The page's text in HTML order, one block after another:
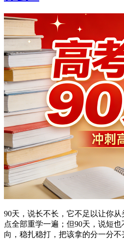
90天，说长不长，它不足以让你
点全部重学一遍；但90天，说短
向，稳扎稳打，把该拿的分一分